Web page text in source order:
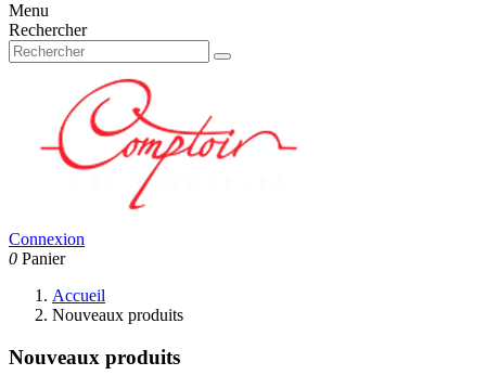
Menu
Rechercher
Connexion
0 Panier
Accueil
Nouveaux produits
Nouveaux produits